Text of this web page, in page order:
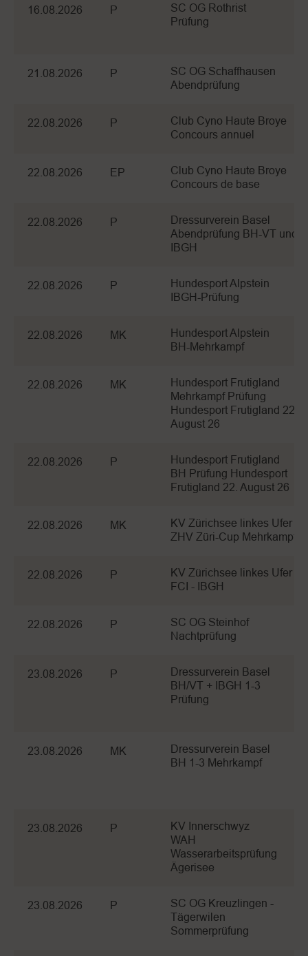
16.08.2026 P
SC OG Rothrist
Prüfung
21.08.2026 P
SC OG Schaffhausen
Abendprüfung
22.08.2026 P
Club Cyno Haute Broye
Concours annuel
22.08.2026 EP
Club Cyno Haute Broye
Concours de base
22.08.2026 P
Dressurverein Basel
Abendprüfung BH-VT und
IBGH
22.08.2026 P
Hundesport Alpstein
IBGH-Prüfung
22.08.2026 MK
Hundesport Alpstein
BH-Mehrkampf
22.08.2026 MK
Hundesport Frutigland
Mehrkampf Prüfung
Hundesport Frutigland 22.
August 26
22.08.2026 P
Hundesport Frutigland
BH Prüfung Hundesport
Frutigland 22. August 26
22.08.2026 MK
KV Zürichsee linkes Ufer
ZHV Züri-Cup Mehrkampf
22.08.2026 P
KV Zürichsee linkes Ufer
FCI - IBGH
22.08.2026 P
SC OG Steinhof
Nachtprüfung
23.08.2026 P
Dressurverein Basel
BH/VT + IBGH 1-3
Prüfung
23.08.2026 MK
Dressurverein Basel
BH 1-3 Mehrkampf
23.08.2026 P
KV Innerschwyz
WAH
Wasserarbeitsprüfung
Ägerisee
23.08.2026 P
SC OG Kreuzlingen -
Tägerwilen
Sommerprüfung